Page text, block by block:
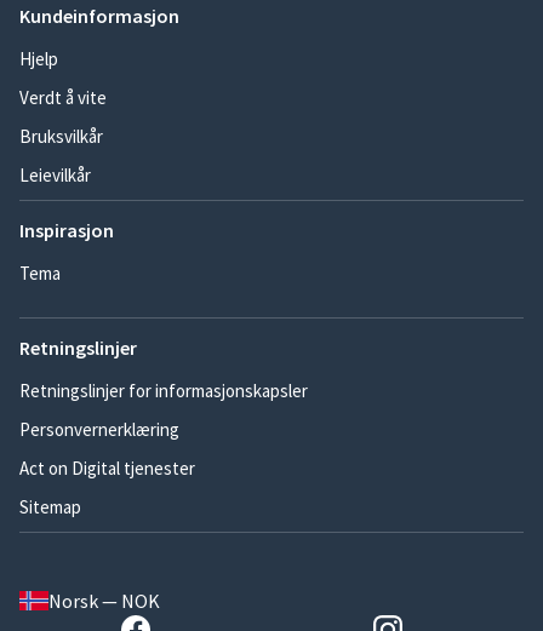
Kundeinformasjon
Hjelp
Verdt å vite
Bruksvilkår
Leievilkår
Inspirasjon
Tema
Retningslinjer
Retningslinjer for informasjonskapsler
Personvernerklæring
Act on Digital tjenester
Sitemap
Norsk — NOK